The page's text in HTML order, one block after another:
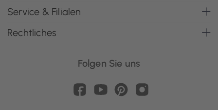
Service & Filialen
Rechtliches
Folgen Sie uns